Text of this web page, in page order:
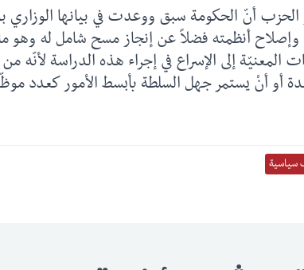
الحزب أنّ الحكومة سبق ووعدت في بيانها الوزاري
المعنيّة إلى الإسراع في إجراء هذه الدراسة لأنّه
أو أنْ يستمر جهل السلطة بأبسط الأمور كعدد
سياسية